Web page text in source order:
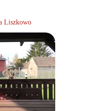
Liszkowo